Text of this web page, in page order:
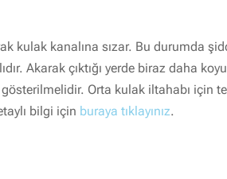
kanalına sızar. Bu durumda
Akarak çıktığı yerde biraz daha
Orta kulak iltahabı için
bilgi için buraya tıklayınız.